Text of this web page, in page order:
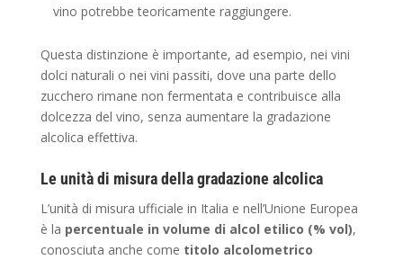
vino potrebbe teoricamente raggiungere.
Questa distinzione è importante, ad esempio, nei vini
dolci naturali o nei vini passiti, dove una parte dello
zucchero rimane non fermentata e contribuisce alla
dolcezza del vino, senza aumentare la gradazione
alcolica effettiva.
Le unità di misura della gradazione alcolica
L’unità di misura ufficiale in Italia e nell’Unione Europea
è la percentuale in volume di alcol etilico (% vol),
conosciuta anche come titolo alcolometrico